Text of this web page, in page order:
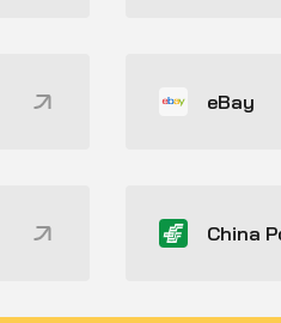
eBay
China